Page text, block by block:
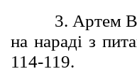
3. Артем
на нараді з
114-119.